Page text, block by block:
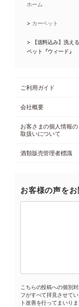
ホーム
> カーペット
>
【送料込み】洗え
ペット『ウィード』
ご利用ガイド
会社概要
お客さまの個人情報の
取扱いについて
酒類販売管理者標識
お客様の声を
こちらの投稿への個別
フがすべて拝見させて
ト改善を行ってまいりま